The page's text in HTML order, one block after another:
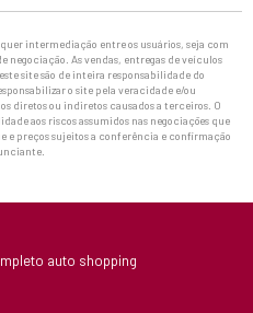
intermediação entre os usuários, seja com
As vendas, entregas de veículos
site são de inteira responsabilidade do
o site pela veracidade e/ou
diretos ou indiretos causados a terceiros. O
aos riscos assumidos nas negociações que
e preços sujeitos a conferência e confirmação
auto shopping